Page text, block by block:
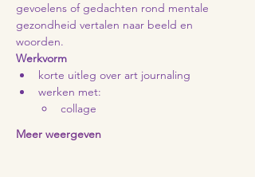
gevoelens of gedachten rond mentale
gezondheid vertalen naar beeld en
woorden.
Werkvorm
korte uitleg over art journaling
werken met:
collage
Meer weergeven